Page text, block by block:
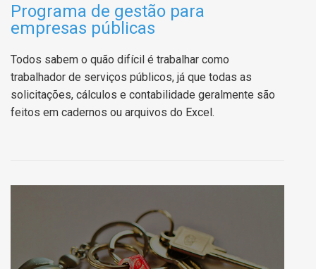
Programa de gestão para
empresas públicas
Todos sabem o quão difícil é trabalhar como
trabalhador de serviços públicos, já que todas as
solicitações, cálculos e contabilidade geralmente são
feitos em cadernos ou arquivos do Excel.